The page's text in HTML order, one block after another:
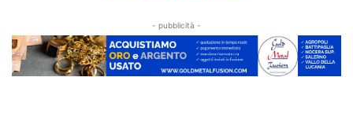
- pubblicità -